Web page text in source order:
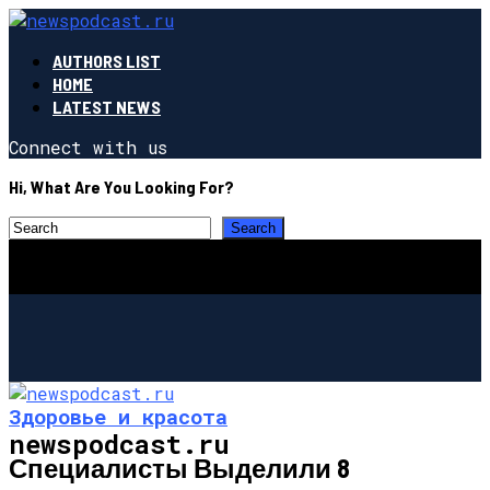
AUTHORS LIST
HOME
LATEST NEWS
Connect with us
Hi, What Are You Looking For?
newspodcast.ru
Здоровье и красота
Специалисты Выделили 8